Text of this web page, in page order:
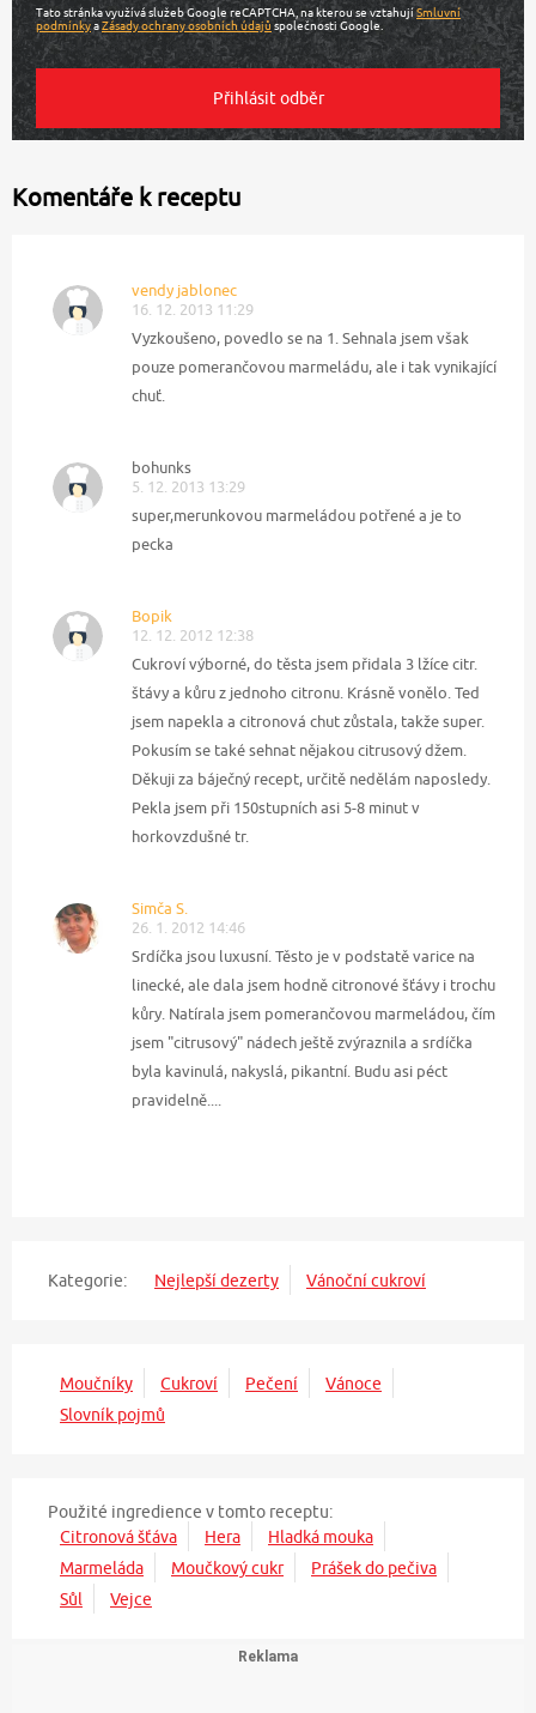
Tato stránka využívá služeb Google reCAPTCHA, na kterou se vztahujíSmluvní
podmínkyaZásady ochrany osobních údajů společnosti Google.
Komentáře k receptu
vendy jablonec
16. 12. 2013 11:29
Vyzkoušeno, povedlo se na 1. Sehnala jsem však
pouze pomerančovou marmeládu, ale i tak vynikající
chuť.
bohunks
5. 12. 2013 13:29
super,merunkovou marmeládou potřené a je to
pecka
Bopik
12. 12. 2012 12:38
Cukroví výborné, do těsta jsem přidala 3 lžíce citr.
štávy a kůru z jednoho citronu. Krásně vonělo. Ted
jsem napekla a citronová chut zůstala, takže super.
Pokusím se také sehnat nějakou citrusový džem.
Děkuji za báječný recept, určitě nedělám naposledy.
Pekla jsem při 150stupních asi 5-8 minut v
horkovzdušné tr.
Simča S.
26. 1. 2012 14:46
Srdíčka jsou luxusní. Těsto je v podstatě varice na
linecké, ale dala jsem hodně citronové šťávy i trochu
kůry. Natírala jsem pomerančovou marmeládou, čím
jsem "citrusový" nádech ještě zvýraznila a srdíčka
byla kavinulá, nakyslá, pikantní. Budu asi péct
pravidelně....
Kategorie: Nejlepší dezerty Vánoční cukroví
Moučníky Cukroví Pečení
Vánoce
Slovník pojmů
Použité ingredience v tomto receptu:
Citronová šťáva
Hera
Hladká mouka
Marmeláda
Moučkový cukr
Prášek do pečiva
Sůl
Vejce